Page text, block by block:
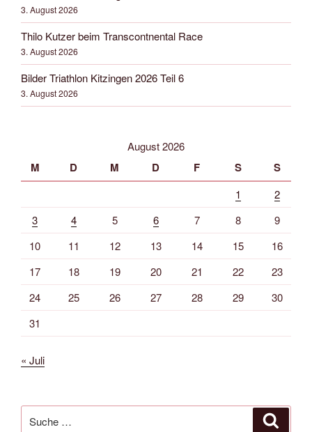
3. August 2026
Thilo Kutzer beim Transcontnental Race
3. August 2026
Bilder Triathlon Kitzingen 2026 Teil 6
3. August 2026
August 2026
M D M D F S S
1
2
3
4 5 6 7 8
9
10
11 12 13 14 15
16
17
18 19 20 21 22
23
24
25 26 27 28 29
30
31
« Juli